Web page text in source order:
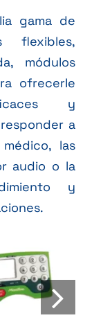
gama de
flexibles,
módulos
ofrecerle
y
a
las
audio o la
y